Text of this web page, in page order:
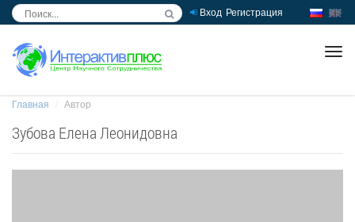
Вход Регистрация
Главная Автор
Зубова Елена Леонидовна